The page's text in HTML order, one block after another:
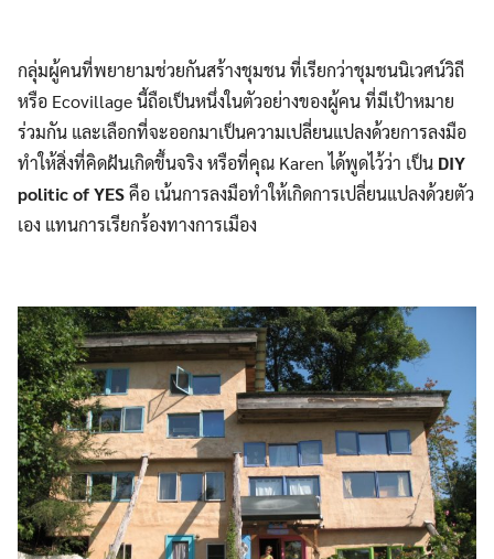
กลุ่มผู้คนที่พยายามช่วยกันสร้างชุมชน ที่เรียกว่าชุมชนนิเวศน์วิถี
หรือ Ecovillage นี้ถือเป็นหนึ่งในตัวอย่างของผู้คน ที่มีเป้าหมาย
ร่วมกัน และเลือกที่จะออกมาเป็นความเปลี่ยนแปลงด้วยการลงมือ
ทำให้สิ่งที่คิดฝันเกิดขึ้นจริง หรือที่คุณ Karen ได้พูดไว้ว่า เป็น DIY
politic of YESคือ เน้นการลงมือทำให้เกิดการเปลี่ยนแปลงด้วยตัว
เอง แทนการเรียกร้องทางการเมือง